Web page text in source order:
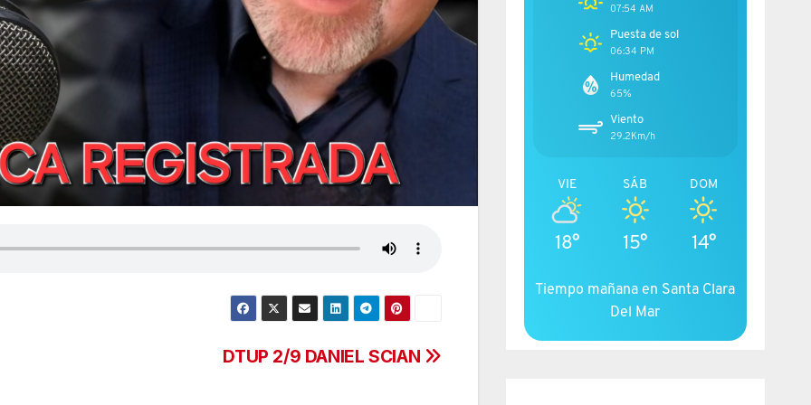
DTUP 2/9 DANIEL SCIAN
07:54 AM
Puesta de sol
06:34 PM
Humedad
65%
Viento
29.2Km/h
VIE
18°
SÁB
15°
DOM
14°
Tiempo mañana en Santa Clara
Del Mar